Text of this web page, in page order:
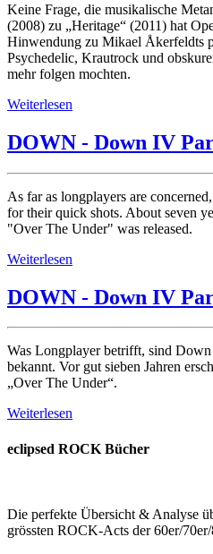
Keine Frage, die musikalische
(2008) zu „Heritage“ (2011) hat
Hinwendung zu Mikael Åkerfeldts
Psychedelic, Krautrock und
mehr folgen mochten.
Weiterlesen
DOWN - Down IV
As far as longplayers are
for their quick shots. About seven
"Over The Under" was released.
Weiterlesen
DOWN - Down IV
Was Longplayer betrifft, sind
bekannt. Vor gut sieben Jahren
„Over The Under“.
Weiterlesen
eclipsed ROCK Bücher
Die perfekte Übersicht & Analyse
grössten ROCK-Acts der 60er/